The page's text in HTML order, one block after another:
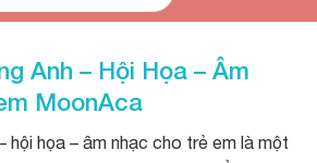
Anh – Hội Họa – Âm
MoonAca
hội họa – âm nhạc cho trẻ em là một